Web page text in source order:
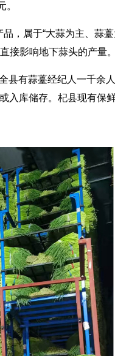
。
属于“大蒜为主、蒜薹
接影响地下蒜头的产量。
有蒜薹经纪人一千余
库储存。杞县现有保